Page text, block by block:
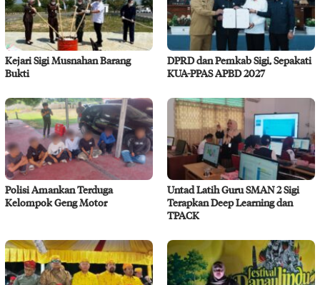
Kejari Sigi Musnahan Barang
Bukti
DPRD dan Pemkab Sigi, Sepakati
KUA-PPAS APBD 2027
Polisi Amankan Terduga
Kelompok Geng Motor
Untad Latih Guru SMAN 2 Sigi
Terapkan Deep Learning dan
TPACK